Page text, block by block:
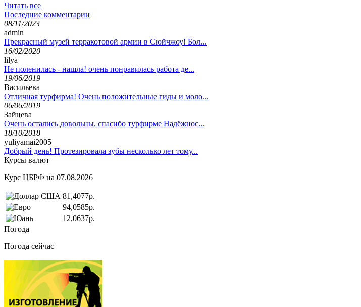
Читать все
Последние комментарии
08/11/2023
admin
Прекрасный музей терракотовой армии в Сюйчжоу! Бол...
16/02/2020
lilya
Не поленилась - нашла! очень понравилась работа де...
19/06/2019
Васильева
Отличная турфирма! Очень положительные гиды и моло...
06/06/2019
Зайцева
Очень остались довольны, спасибо турфирме Надёжнос...
18/10/2018
yuliyamai2005
Добрый день! Протезировала зубы несколько лет тому...
Курсы валют
Курс ЦБРФ на 07.08.2026
81,4077р.
94,0585р.
12,0637р.
Погода
Погода сейчас